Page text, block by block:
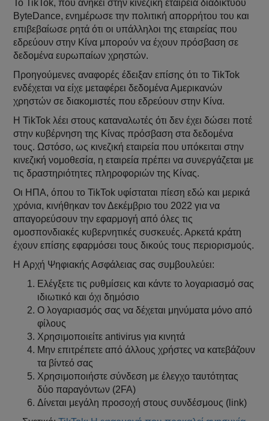
Το TikTok, που ανήκει στην κινεζική εταιρεία διαδικτύου
ByteDance, ενημέρωσε την πολιτική απορρήτου του και
επιβεβαίωσε ρητά ότι οι υπάλληλοι της εταιρείας που
εδρεύουν στην Κίνα μπορούν να έχουν πρόσβαση σε
δεδομένα ευρωπαίων χρηστών.
Προηγούμενες αναφορές έδειξαν επίσης ότι το TikTok
ενδέχεται να είχε μεταφέρει δεδομένα Αμερικανών
χρηστών σε διακομιστές που εδρεύουν στην Κίνα.
Η TikTok λέει στους καταναλωτές ότι δεν έχει δώσει ποτέ
στην κυβέρνηση της Κίνας πρόσβαση στα δεδομένα
τους. Ωστόσο, ως κινεζική εταιρεία που υπόκειται στην
κινεζική νομοθεσία, η εταιρεία πρέπει να συνεργάζεται με
τις δραστηριότητες πληροφοριών της Κίνας.
Οι ΗΠΑ, όπου το TikTok υφίσταται πίεση εδώ και μερικά
χρόνια, κινήθηκαν τον Δεκέμβριο του 2022 για να
απαγορεύσουν την εφαρμογή από όλες τις
ομοσπονδιακές κυβερνητικές συσκευές. Αρκετά κράτη
έχουν επίσης εφαρμόσει τους δικούς τους περιορισμούς.
H Αρχή Ψηφιακής Ασφάλειας σας συμβουλεύει:
Ελέγξετε τις ρυθμίσεις και κάντε το λογαριασμό σας
ιδιωτικό και όχι δημόσιο
Ο λογαριασμός σας να δέχεται μηνύματα μόνο από
φίλους
Χρησιμοποιείτε antivirus για κινητά
Μην επιτρέπετε από άλλους χρήστες να κατεβάζουν
τα βίντεό σας
Χρησιμοποιήστε σύνδεση με έλεγχο ταυτότητας
δύο παραγόντων (2FA)
Δίνεται μεγάλη προσοχή στους συνδέσμους (link)